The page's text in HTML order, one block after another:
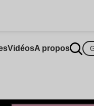
VidéosA propos